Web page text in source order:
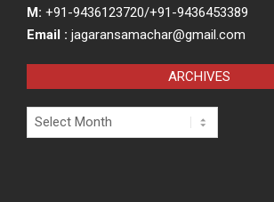
M: +91-9436123720/+91-9436453389
Email : jagaransamachar@gmail.com
ARCHIVES
Archives